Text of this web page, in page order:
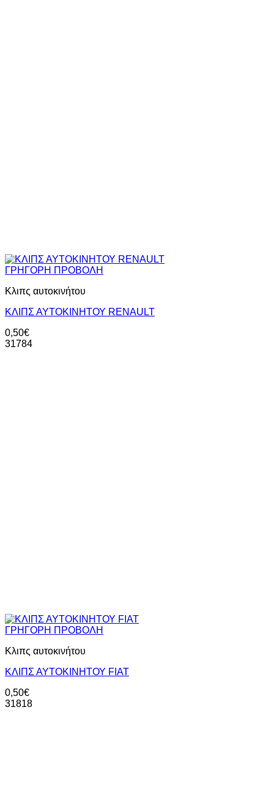
ΓΡΗΓΟΡΗ ΠΡΟΒΟΛΗ
Κλιπς αυτοκινήτου
ΚΛΙΠΣ ΑΥΤΟΚΙΝΗΤΟΥ RENAULT
0,50€
31784
ΓΡΗΓΟΡΗ ΠΡΟΒΟΛΗ
Κλιπς αυτοκινήτου
ΚΛΙΠΣ ΑΥΤΟΚΙΝΗΤΟΥ FIAT
0,50€
31818